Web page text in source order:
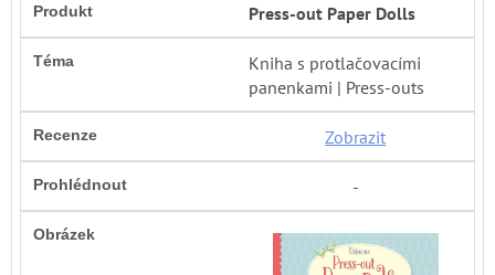
Press-out Paper Dolls
Kniha s protlačovacími
panenkami | Press-outs
Zobrazit
-